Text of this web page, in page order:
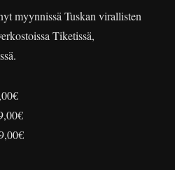
myynnissä Tuskan virallisten
Tiketissä,